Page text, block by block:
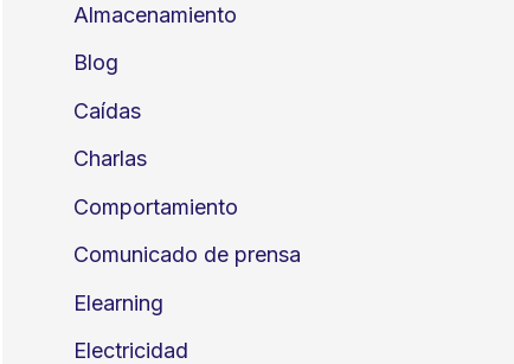
Almacenamiento
Blog
Caídas
Charlas
Comportamiento
Comunicado de prensa
Elearning
Electricidad